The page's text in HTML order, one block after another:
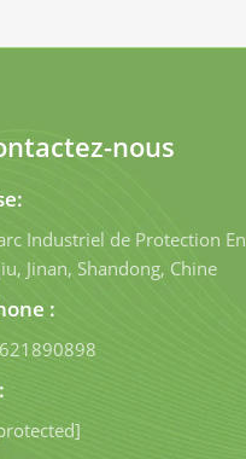
nous
Industriel de Protection
Jinan, Shandong, Chine
: